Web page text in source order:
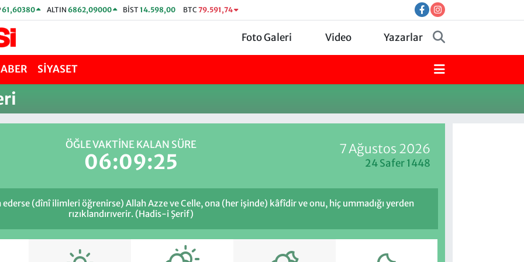
61,60380 ALTIN 6862,09000 BİST14.598,00 BTC 79.591,74
Foto Galeri Video Yazarlar
SİYASET
ÖĞLE VAKTİNE KALAN SÜRE
06:09:25
7 Ağustos 2026
24 Safer 1448
(dînî ilimleri öğrenirse) Allah Azze ve Celle, ona (her işinde) kâfîdir ve onu, hiç ummadığı yerden
rızıklandırıverir. (Hadis-i Şerif)